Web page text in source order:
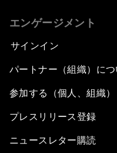
エンゲージメント
サインイン
パートナー（組織）につ
参加する（個人、組織）
プレスリリース登録
ニュースレター購読